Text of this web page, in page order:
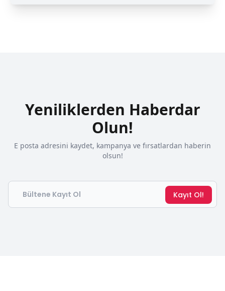
Yeniliklerden Haberdar
Olun!
E posta adresini kaydet, kampanya ve fırsatlardan haberin
olsun!
Email
Kayıt Ol!